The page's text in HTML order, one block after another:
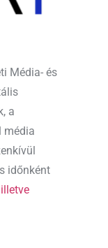
Média- és
a
média
időnként